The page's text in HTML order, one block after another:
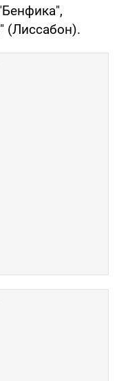
(Лиссабон).